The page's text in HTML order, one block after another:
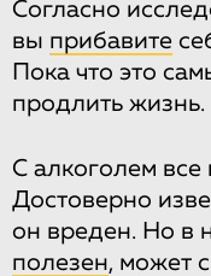
Согласно
вы прибавите
Пока что это
продлить жизнь.
С алкоголем
Достоверно
он вреден. Но в
полезен, может